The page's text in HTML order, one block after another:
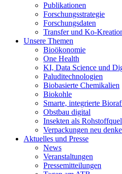
Publikationen
Forschungsstrategie
Forschungsdaten
Transfer und Ko-
Unsere Themen
Bioökonomie
One Health
KI, Data Science und
Paluditechnologien
Biobasierte Chemikalien
Biokohle
Smarte, integrierte
Obstbau digital
Insekten als
Verpackungen neu
Aktuelles und Presse
News
Veranstaltungen
Pressemitteilungen